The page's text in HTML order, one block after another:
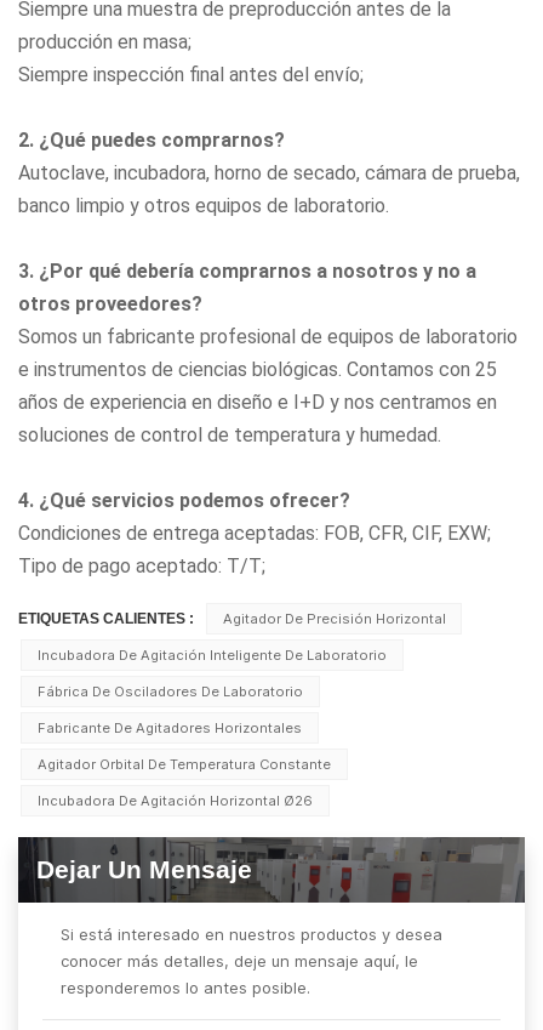
Siempre una muestra de preproducción antes de la
producción en masa;
Siempre inspección final antes del envío;
2. ¿Qué puedes comprarnos?
Autoclave, incubadora, horno de secado, cámara de prueba,
banco limpio y otros equipos de laboratorio.
3. ¿Por qué debería comprarnos a nosotros y no a
otros proveedores?
Somos un fabricante profesional de equipos de laboratorio
e instrumentos de ciencias biológicas. Contamos con 25
años de experiencia en diseño e I+D y nos centramos en
soluciones de control de temperatura y humedad.
4. ¿Qué servicios podemos ofrecer?
Condiciones de entrega aceptadas: FOB, CFR, CIF, EXW;
Tipo de pago aceptado: T/T;
ETIQUETAS CALIENTES : Agitador De Precisión Horizontal
Incubadora De Agitación Inteligente De Laboratorio
Fábrica De Osciladores De Laboratorio
Fabricante De Agitadores Horizontales
Agitador Orbital De Temperatura Constante
Incubadora De Agitación Horizontal Ø26
Dejar Un Mensaje
Si está interesado en nuestros productos y desea
conocer más detalles, deje un mensaje aquí, le
responderemos lo antes posible.